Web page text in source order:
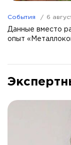
События 6
Данные вместо
опыт